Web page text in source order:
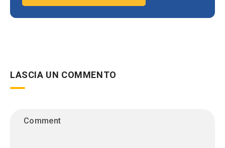
LASCIA UN COMMENTO